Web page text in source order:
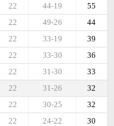
55
44-19
22
44
49-26
22
39
33-19
22
36
33-30
22
33
31-30
22
32
31-26
22
32
30-25
22
30
24-22
22